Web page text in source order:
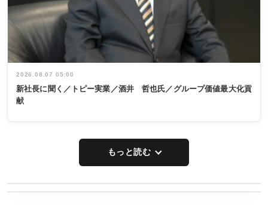
2026.08.07 05:00
新社長に聞く／トピー実業／酒井 哲也氏／グループ価値最大化貢
献
もっと読む